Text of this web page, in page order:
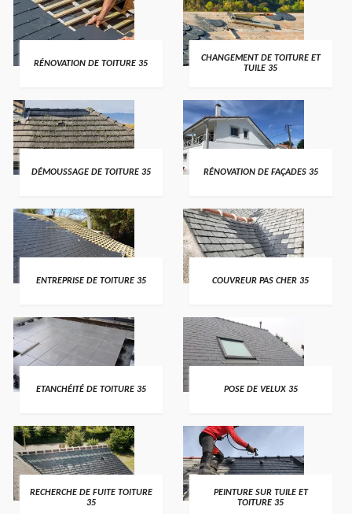
RÉNOVATION DE TOITURE 35
CHANGEMENT DE TOITURE ET
TUILE 35
DÉMOUSSAGE DE TOITURE 35 RÉNOVATION DE FAÇADES 35
ENTREPRISE DE TOITURE 35 COUVREUR PAS CHER 35
ETANCHÉITÉ DE TOITURE 35 POSE DE VELUX 35
RECHERCHE DE FUITE TOITURE
35
PEINTURE SUR TUILE ET
TOITURE 35